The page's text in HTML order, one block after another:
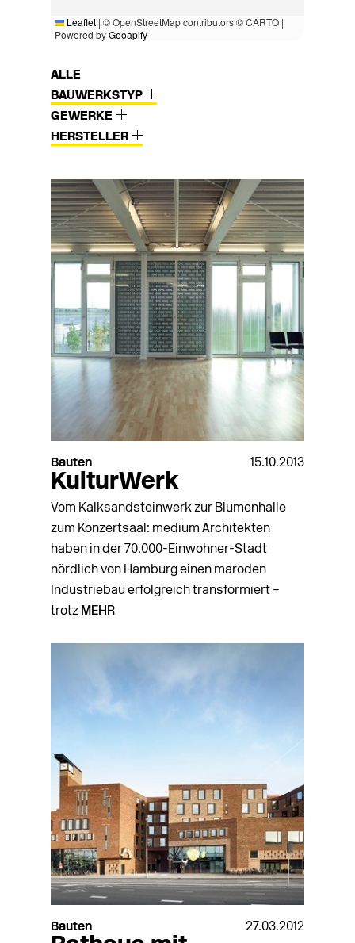
Leaflet | © OpenStreetMap contributors © CARTO |
Powered byGeoapify
ALLE
BAUWERKSTYP
GEWERKE
HERSTELLER
Bauten 15.10.2013
KulturWerk
Vom Kalksandsteinwerk zur Blumenhalle
zum Konzertsaal: medium Architekten
haben in der 70.000-Einwohner-Stadt
nördlich von Hamburg einen maroden
Industriebau erfolgreich transformiert –
trotz MEHR
Bauten 27.03.2012